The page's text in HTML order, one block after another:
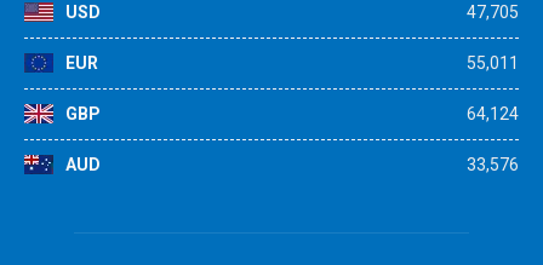
USD 47,705
EUR 55,011
GBP 64,124
AUD 33,576